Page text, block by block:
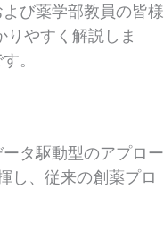
び薬学部教員の皆様
やすく解説しま
。
タ駆動型のアプロー
し、従来の創薬プロ